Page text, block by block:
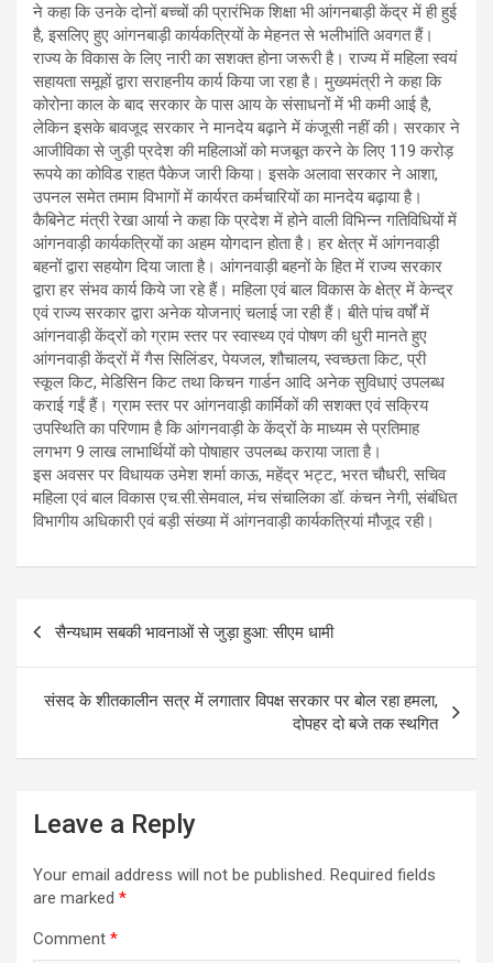
ने कहा कि उनके दोनों बच्चों की प्रारंभिक शिक्षा भी आंगनबाड़ी केंद्र में ही हुई
है, इसलिए हुए आंगनबाड़ी कार्यकत्रियों के मेहनत से भलीभांति अवगत हैं।
राज्य के विकास के लिए नारी का सशक्त होना जरूरी है। राज्य में महिला स्वयं
सहायता समूहों द्वारा सराहनीय कार्य किया जा रहा है। मुख्यमंत्री ने कहा कि
कोरोना काल के बाद सरकार के पास आय के संसाधनों में भी कमी आई है,
लेकिन इसके बावजूद सरकार ने मानदेय बढ़ाने में कंजूसी नहीं की। सरकार ने
आजीविका से जुड़ी प्रदेश की महिलाओं को मजबूत करने के लिए 119 करोड़
रूपये का कोविड राहत पैकेज जारी किया। इसके अलावा सरकार ने आशा,
उपनल समेत तमाम विभागों में कार्यरत कर्मचारियों का मानदेय बढ़ाया है।
कैबिनेट मंत्री रेखा आर्या ने कहा कि प्रदेश में होने वाली विभिन्न गतिविधियों में
आंगनवाड़ी कार्यकत्रियों का अहम योगदान होता है। हर क्षेत्र में आंगनवाड़ी
बहनों द्वारा सहयोग दिया जाता है। आंगनवाड़ी बहनों के हित में राज्य सरकार
द्वारा हर संभव कार्य किये जा रहे हैं। महिला एवं बाल विकास के क्षेत्र में केन्द्र
एवं राज्य सरकार द्वारा अनेक योजनाएं चलाई जा रही हैं। बीते पांच वर्षों में
आंगनवाड़ी केंद्रों को ग्राम स्तर पर स्वास्थ्य एवं पोषण की धुरी मानते हुए
आंगनवाड़ी केंद्रों में गैस सिलिंडर, पेयजल, शौचालय, स्वच्छता किट, प्री
स्कूल किट, मेडिसिन किट तथा किचन गार्डन आदि अनेक सुविधाएं उपलब्ध
कराई गईं हैं। ग्राम स्तर पर आंगनवाड़ी कार्मिकों की सशक्त एवं सक्रिय
उपस्थिति का परिणाम है कि आंगनवाड़ी के केंद्रों के माध्यम से प्रतिमाह
लगभग 9 लाख लाभार्थियों को पोषाहार उपलब्ध कराया जाता है।
इस अवसर पर विधायक उमेश शर्मा काऊ, महेंद्र भट्ट, भरत चौधरी, सचिव
महिला एवं बाल विकास एच.सी.सेमवाल, मंच संचालिका डॉ. कंचन नेगी, संबंधित
विभागीय अधिकारी एवं बड़ी संख्या में आंगनवाड़ी कार्यकत्रियां मौजूद रही।
Post
सैन्यधाम सबकी भावनाओं से जुड़ा हुआ: सीएम धामी
संसद के शीतकालीन सत्र में लगातार विपक्ष सरकार पर बोल रहा हमला,
दोपहर दो बजे तक स्‍थगित
Leave a Reply
Your email address will not be published. Required fields
are marked *
Comment *